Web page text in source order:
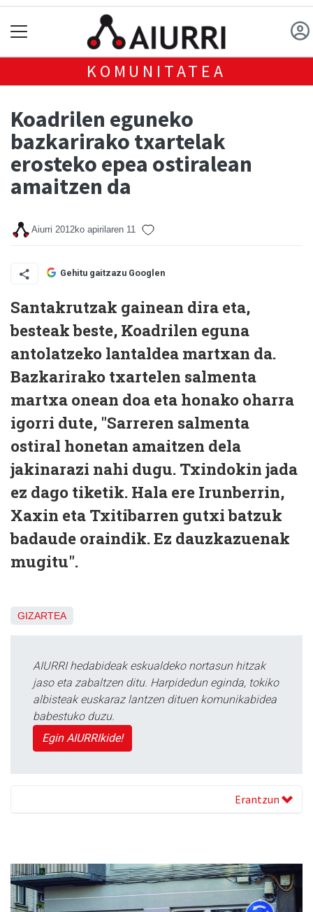
KOMUNITATEA
Koadrilen eguneko
bazkarirako txartelak
erosteko epea ostiralean
amaitzen da
Aiurri 2012ko apirilaren 11
Gehitu gaitzazu Googlen
Santakrutzak gainean dira eta,
besteak beste, Koadrilen eguna
antolatzeko lantaldea martxan da.
Bazkarirako txartelen salmenta
martxa onean doa eta honako oharra
igorri dute, "Sarreren salmenta
ostiral honetan amaitzen dela
jakinarazi nahi dugu. Txindokin jada
ez dago tiketik. Hala ere Irunberrin,
Xaxin eta Txitibarren gutxi batzuk
badaude oraindik.Ez dauzkazuenak
mugitu".
GIZARTEA
AIURRI hedabideak eskualdeko nortasun hitzak
jaso eta zabaltzen ditu. Harpidedun eginda, tokiko
albisteak euskaraz lantzen dituen komunikabidea
babestuko duzu.
Egin AIURRIkide!
Erantzun